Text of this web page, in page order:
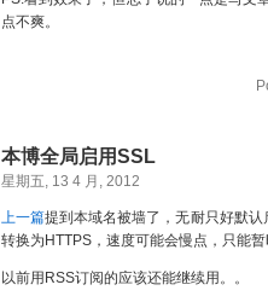
点不爽。
本博全局启用SSL
星期五, 13 4 月, 2012
上一篇提到本域名被墙了，无耐只好默
转换为HTTPS，速度可能会慢点，只能
以前用RSS订阅的应该还能继续用。。